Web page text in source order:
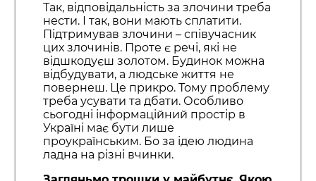
Так, відповідальність за злочини треба
нести. І так, вони мають сплатити.
Підтримував злочини – співучасник
цих злочинів. Проте є речі, які не
відшкодуєш золотом. Будинок можна
відбудувати, а людське життя не
повернеш. Це прикро. Тому проблему
треба усувати та дбати. Особливо
сьогодні інформаційний простір в
Україні має бути лише
проукраїнським. Бо за ідею людина
ладна на різні вчинки.